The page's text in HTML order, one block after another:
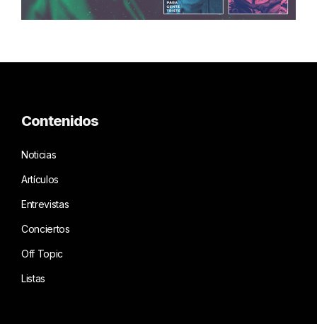
Contenidos
Noticias
Artículos
Entrevistas
Conciertos
Off Topic
Listas